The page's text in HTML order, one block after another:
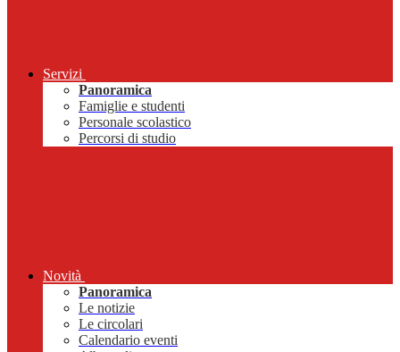
Servizi
Panoramica
Famiglie e studenti
Personale scolastico
Percorsi di studio
Novità
Panoramica
Le notizie
Le circolari
Calendario eventi